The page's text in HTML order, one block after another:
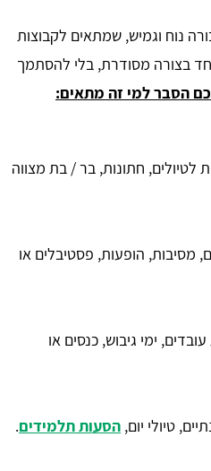
נוח וגמיש, שמתאים לקבוצות
יחד בצורה מסודרת, בלי להסתמך
הסבר למי זה מתאים:
לטיולים, חתונות, בר / בת מצווה
מסיבות, הופעות, פסטיבלים או
ימי גיבוש, כנסים או
טיולי יום, הסעות תלמידים.